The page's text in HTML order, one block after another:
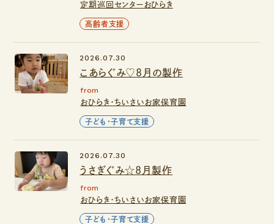
定期巡回センターおひらき
高齢者支援
こあらぐみ♡８月の製作
2026.07.30
from
おひらき・ちいさいお家保育園
子ども・子育て支援
うさぎぐみ☆8月製作
2026.07.30
from
おひらき・ちいさいお家保育園
子ども・子育て支援